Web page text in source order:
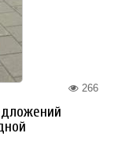
266